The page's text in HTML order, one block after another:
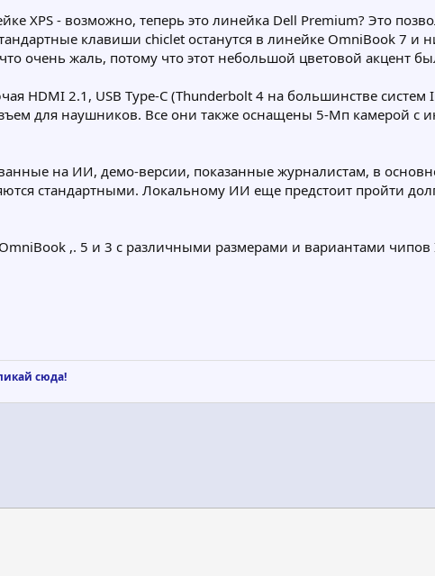
XPS - возможно, теперь это линейка Dell Premium? Это
клавиши chiclet останутся в линейке OmniBook 7
очень жаль, потому что этот небольшой цветовой акцент
HDMI 2.1, USB Type-C (Thunderbolt 4 на большинстве систем
для наушников. Все они также оснащены 5-Мп камерой с
на ИИ, демо-версии, показанные журналистам, в
стандартными. Локальному ИИ еще предстоит пройти
,. 5 и 3 с различными размерами и вариантами
сюда!